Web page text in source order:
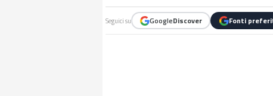
Seguici su GoogleDiscover Fonti